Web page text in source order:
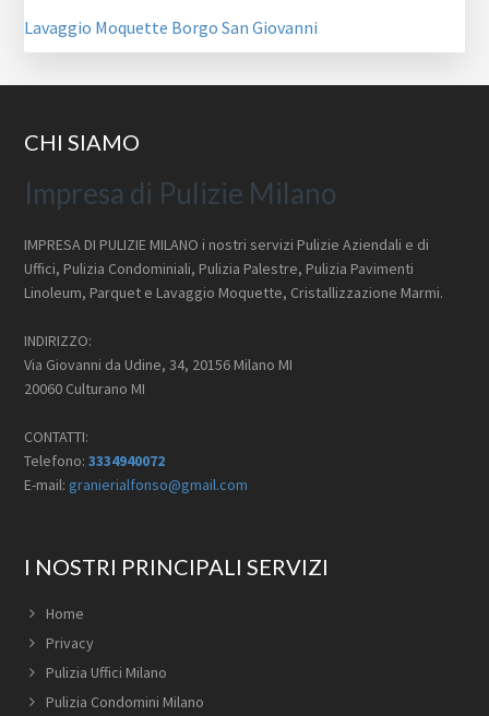
Lavaggio Moquette Borgo San Giovanni
Footer
CHI SIAMO
Impresa di Pulizie Milano
IMPRESA DI PULIZIE MILANO i nostri servizi Pulizie Aziendali e di
Uffici, Pulizia Condominiali, Pulizia Palestre, Pulizia Pavimenti
Linoleum, Parquet e Lavaggio Moquette, Cristallizzazione Marmi.
INDIRIZZO:
Via Giovanni da Udine, 34, 20156 Milano MI
20060 Culturano MI
CONTATTI:
Telefono:3334940072
E-mail: granierialfonso@gmail.com
I NOSTRI PRINCIPALI SERVIZI
Home
Privacy
Pulizia Uffici Milano
Pulizia Condomini Milano